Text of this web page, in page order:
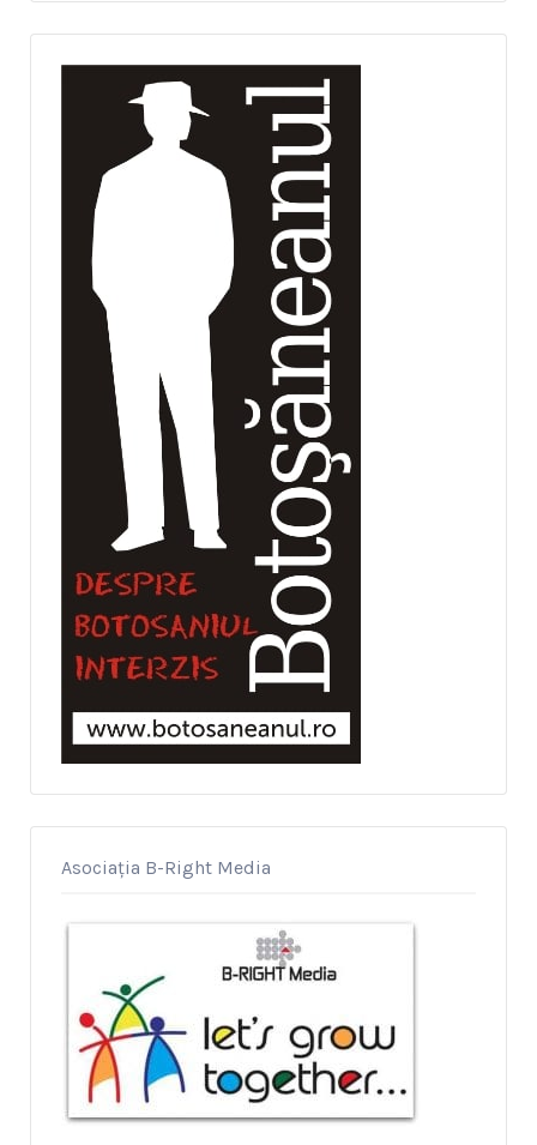
Asociația B-Right Media